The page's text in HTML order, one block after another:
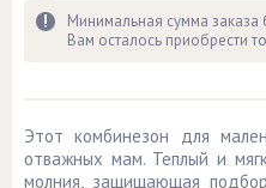
Минимальная сумма заказа
Вам осталось приобрести
Этот комбинезон для
отважных мам. Теплый и
молния, защищающая